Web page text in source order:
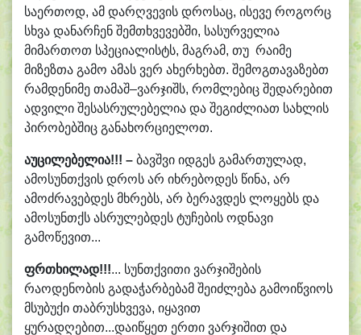
საერთოდ, ამ დარღვევის დროსაც, ისევე როგორც
სხვა დანარჩენ შემთხვევებში, სასურველია
მიმართოთ სპეციალისტს, მაგრამ, თუ რაიმე
მიზეზთა გამო ამას ვერ ახერხებთ. შემოგთავაზებთ
რამდენიმე თამაშ–ვარჯიშს, რომლებიც შედარებით
ადვილი შესასრულებელია და შეგიძლიათ სახლის
პირობებშიც განახორციელოთ.
აუცილებელია!!! – ბავშვი იდგეს გამართულად,
ამოსუნთქვის დროს არ იხრებოდეს წინა, არ
ამოძრავებდეს მხრებს, არ ბერავდეს ლოყებს და
ამოსუნთქს ასრულებდეს ტუჩების ოდნავი
გამოწევით...
ფრთხილად!!!... სუნთქვითი ვარჯიშების
რაოდენობის გადაჭარბებამ შეიძლება გამოიწვიოს
მსუბუქი თაბრუსხვევა, იყავით
ყურადღებით...დაიწყეთ ერთი ვარჯიშით და